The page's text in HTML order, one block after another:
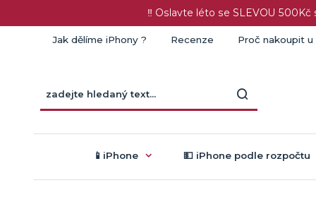
‼️ Oslavte léto se SLEVOU
Jak dělíme iPhony ? Recenze Proč nakoupit u
📱iPhone 💵 iPhone podle rozpočtu